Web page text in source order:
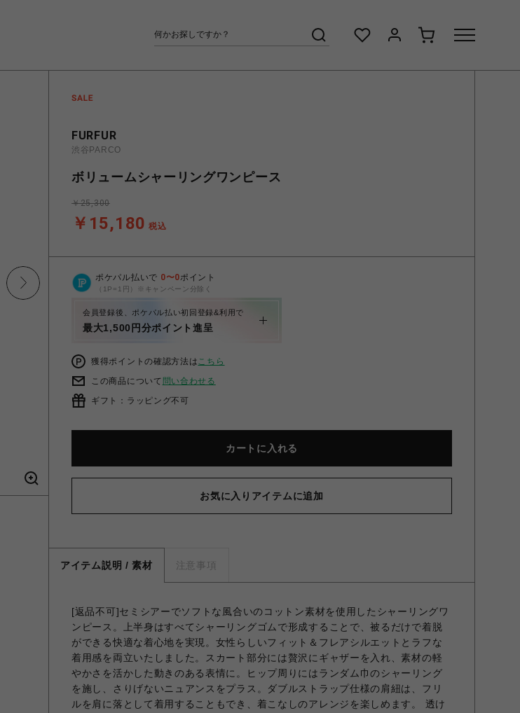
ボリュームシャーリングワンピース YEL F
FURFUR
渋谷PARCO
ボリュームシャーリングワンピース
￥15,180 税込
￥25,300
ポケパル払いで 0〜0ポイント
（1P=1円）※キャンペーン分除く
会員登録後、ポケパル払い初回登録&利用で
最大1,500円分ポイント進呈
獲得ポイントの確認方法はこちら
この商品について 問い合わせる
ギフト：ラッピング不可
カートに入れる
お気に入りアイテムに追加
アイテム説明 / 素材 注意事項
[返品不可]セミシアーでソフトな風合いのコットン素材を使用したシャーリングワ
ンピース。上半身はすべてシャーリングゴムで形成することで、被るだけで着脱
ができる快適な着心地を実現。女性らしいフィット＆フレアシルエットとラフな
着用感を両立いたしました。スカート部分には贅沢にギャザーを入れ、素材の軽
やかさを活かした動きのある表情に。ヒップ周りにはランダム巾のシャーリング
を施し、さりげないニュアンスをプラス。ダブルストラップ仕様の肩紐は、フリ
ルを肩に落として着用することもでき、着こなしのアレンジを楽しめます。 透け